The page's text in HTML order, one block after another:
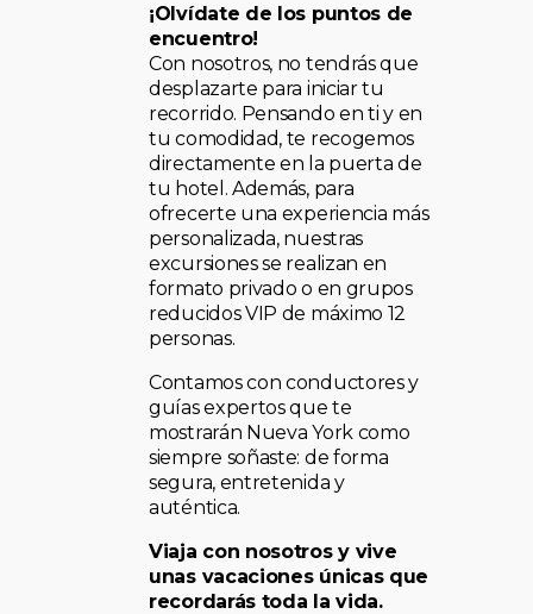
¡Olvídate de los puntos de
encuentro!
Con nosotros, no tendrás que
desplazarte para iniciar tu
recorrido. Pensando en ti y en
tu comodidad, te recogemos
directamente en la puerta de
tu hotel. Además, para
ofrecerte una experiencia más
personalizada, nuestras
excursiones se realizan en
formato privado o en grupos
reducidos VIP de máximo 12
personas.
Contamos con conductores y
guías expertos que te
mostrarán Nueva York como
siempre soñaste: de forma
segura, entretenida y
auténtica.
Viaja con nosotros y vive
unas vacaciones únicas que
recordarás toda la vida.